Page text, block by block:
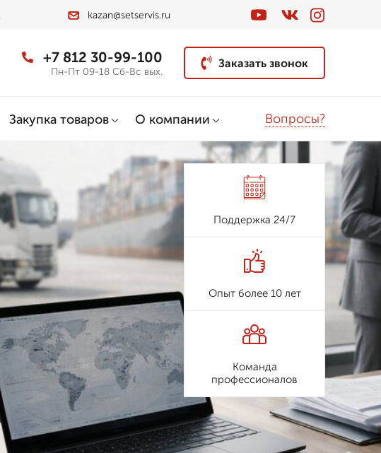
kazan@setservis.ru
+7 812 30-99-100
Пн-Пт 09-18 Сб-Вс вых.
Заказать звонок
Закупка товаров О компании Вопросы?
Поддержка 24/7
Опыт более 10 лет
Команда
профессионалов